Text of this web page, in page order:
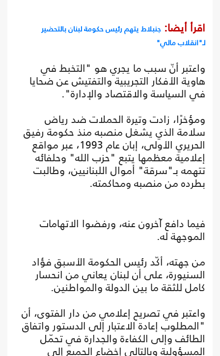
اقرأ أيضا: جنبلاط يتهم رئيس حكومة لبنان بالتحضير
لـ"انقلاب مالي"
واعتبر أنّ سبب ما يجري هو "التخبط في
هاوية الأفكار التجريبية والتفتيش عن ضحايا
في السياسة والاقتصاد والإدارة".
ومؤخرًا، زادت وتيرة الحملات ضد رياض
سلامة الذي يشغل منصبه منذ حكومة رفيق
الحريري الأولى، إبان عام 1993، عبر مواقع
إعلامية معظمها يتبع "حزب الله" وحلفائه
تتهمه بـ"سرقة" أموال اللبنانيين، وطالبت
بطرده من منصبه ومحاكمته.
فيما دافع آخرون عنه، ورفضوا الاتهامات
الموجهة له.
من جهته، أكّد رئيس الحكومة الأسبق فؤاد
السنيورة، على أن لبنان يعاني من انحسار
كامل للثقة ما بين الدولة والمواطنين.
واعتبر في تصريح إعلامي من دار الفتوى، أن
"المطلوب إعادة الاعتبار إلى الدستور واتفاق
الطائف وإلى الكفاءة والجدارة في تحمّل
المسؤولية وبالتالي إخضاع الجميع إلى